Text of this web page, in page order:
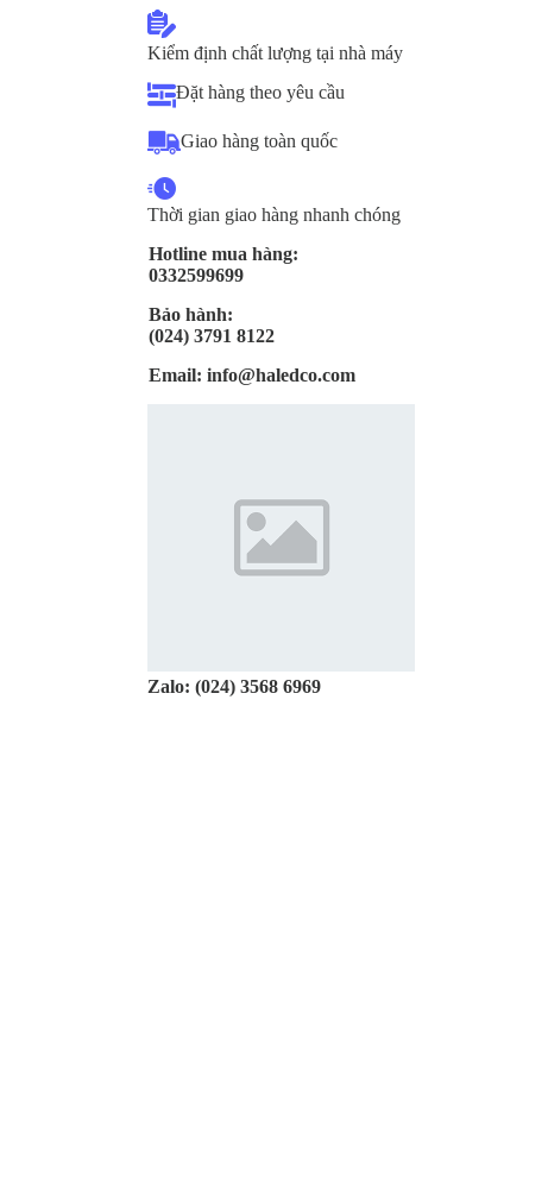
Kiểm định chất lượng tại nhà máy
Đặt hàng theo yêu cầu
Giao hàng toàn quốc
Thời gian giao hàng nhanh chóng
Hotline mua hàng:
0332599699
Bảo hành:
(024) 3791 8122
Email: info@haledco.com
Zalo: (024) 3568 6969